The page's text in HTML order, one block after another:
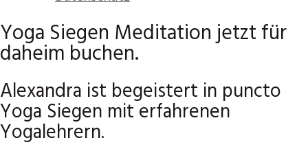
Yoga Siegen Meditation jetzt für
daheim buchen.
Alexandra ist begeistert in puncto
Yoga Siegen mit erfahrenen
Yogalehrern.